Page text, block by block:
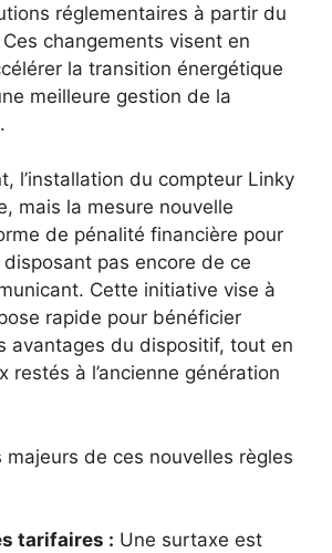
réglementaires à partir du
changements visent en
la transition énergétique
meilleure gestion de la
l’installation du compteur Linky
mais la mesure nouvelle
de pénalité financière pour
pas encore de ce
Cette initiative vise à
rapide pour bénéficier
avantages du dispositif, tout en
restés à l’ancienne génération
majeurs de ces nouvelles règles
tarifaires : Une surtaxe est